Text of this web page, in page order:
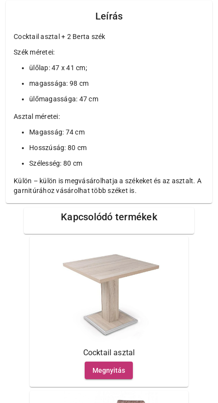
Leírás
Cocktail asztal + 2 Berta szék
Szék méretei:
ülőlap: 47 x 41 cm;
magassága: 98 cm
ülőmagassága: 47 cm
Asztal méretei:
Magasság: 74 cm
Hosszúság: 80 cm
Szélesség: 80 cm
Külön – külön is megvásárolhatja a székeket és az asztalt. A
garnitúrához vásárolhat több széket is.
Kapcsolódó termékek
Cocktail asztal
Megnyitás